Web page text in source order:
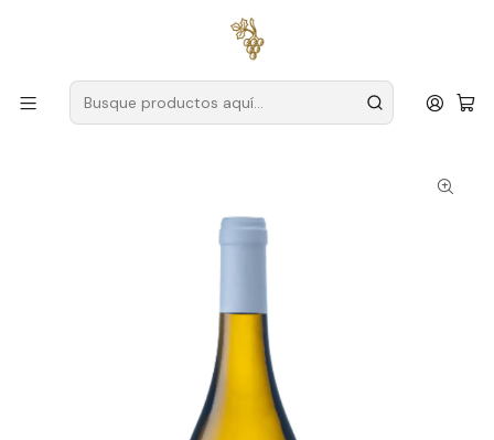
para pedidos superiores a
Productores Tajo
Casa Cadaval
Casa Cadaval Fernão Pires 2022 Tejo blanco 75cl